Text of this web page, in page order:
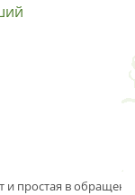
и простая в